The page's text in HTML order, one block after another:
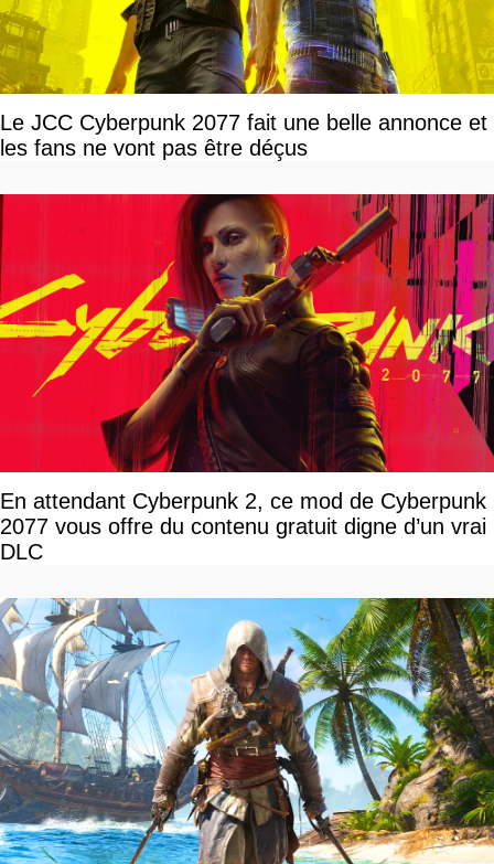
Le JCC Cyberpunk 2077 fait une belle annonce et
les fans ne vont pas être déçus
En attendant Cyberpunk 2, ce mod de Cyberpunk
2077 vous offre du contenu gratuit digne d’un vrai
DLC